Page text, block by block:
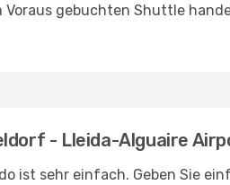
gebuchten Shuttle
- Lleida-Alguaire
ist sehr einfach. Geben Sie